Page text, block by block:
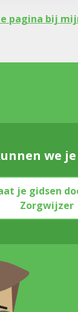
pagina bij
we
je gidsen
Zorgwijzer